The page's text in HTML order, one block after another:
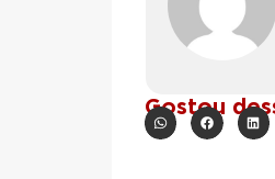
Gostou